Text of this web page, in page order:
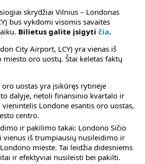
skrydžiai Vilnius – Londonas
bus vykdomi visomis savaitės
Bilietus galite įsigyti čia.
City Airport, LCY) yra vienas iš
oro uostų. Štai keletas faktų
oro uostas yra įsikūręs rytinėje
dalyje, netoli finansinio kvartalo ir
vienintelis Londone esantis oro uostas,
centro.
ir pakilimo takai: Londono Sičio
vienus iš trumpiausių nusileidimo ir
mieste. Tai leidžia didesniems
ir efektyviai nusileisti bei pakilti.